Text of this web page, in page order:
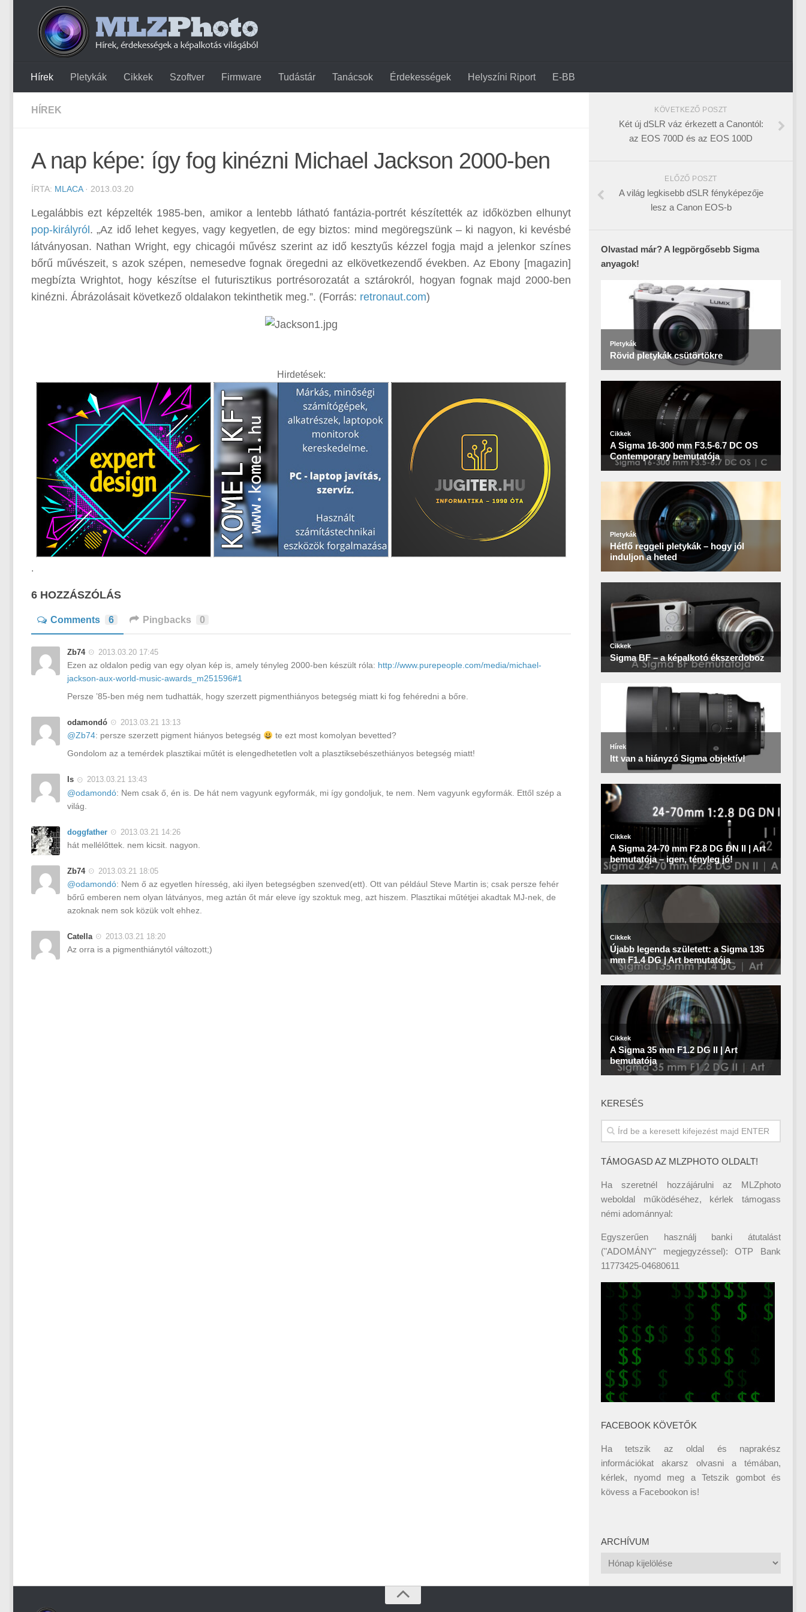
Hírek Pletykák Cikkek Szoftver Firmware Tudástár Tanácsok Érdekességek Helyszíni Riport E-BB
HÍREK
A nap képe: így fog kinézni Michael Jackson 2000-ben
ÍRTA: MLACA· 2013.03.20
Legalábbis ezt képzelték 1985-ben, amikor a lentebb látható fantázia-portrét készítették az időközben elhunyt
pop-királyról . „Az idő lehet kegyes, vagy kegyetlen, de egy biztos: mind megöregszünk – ki nagyon, ki kevésbé
látványosan. Nathan Wright, egy chicagói művész szerint az idő kesztyűs kézzel fogja majd a jelenkor színes
bőrű művészeit, s azok szépen, nemesedve fognak öregedni az elkövetkezendő években. Az Ebony [magazin]
megbízta Wrightot, hogy készítse el futurisztikus portrésorozatát a sztárokról, hogyan fognak majd 2000-ben
kinézni. Ábrázolásait következő oldalakon tekinthetik meg.”. (Forrás: retronaut.com)
Hirdetések:
.
6 HOZZÁSZÓLÁS
Comments 6 Pingbacks 0
Zb74 2013.03.20 17:45
Ezen az oldalon pedig van egy olyan kép is, amely tényleg 2000-ben készült róla: http://www.purepeople.com/media/michael-
jackson-aux-world-music-awards_m251596#1
Persze ’85-ben még nem tudhatták, hogy szerzett pigmenthiányos betegség miatt ki fog fehéredni a bőre.
odamondó 2013.03.21 13:13
@Zb74: persze szerzett pigment hiányos betegség
te ezt most komolyan bevetted?
Gondolom az a temérdek plasztikai műtét is elengedhetetlen volt a plasztiksebészethiányos betegség miatt!
Is 2013.03.21 13:43
@odamondó: Nem csak ő, én is. De hát nem vagyunk egyformák, mi így gondoljuk, te nem. Nem vagyunk egyformák. Ettől szép a
világ.
doggfather 2013.03.21 14:26
hát mellélőttek. nem kicsit. nagyon.
Zb74 2013.03.21 18:05
@odamondó: Nem ő az egyetlen híresség, aki ilyen betegségben szenved(ett). Ott van például Steve Martin is; csak persze fehér
bőrű emberen nem olyan látványos, meg aztán őt már eleve így szoktuk meg, azt hiszem. Plasztikai műtétjei akadtak MJ-nek, de
azoknak nem sok közük volt ehhez.
Catella 2013.03.21 18:20
Az orra is a pigmenthiánytól változott;)
KÖVETKEZŐ POSZT
Két új dSLR váz érkezett a Canontól:
az EOS 700D és az EOS 100D
ELŐZŐ POSZT
A világ legkisebb dSLR fényképezője
lesz a Canon EOS-b
Olvastad már? A legpörgősebb Sigma
anyagok!
KERESÉS
TÁMOGASD AZ MLZPHOTO OLDALT!
Ha szeretnél hozzájárulni az MLZphoto
weboldal működéséhez, kérlek támogass
némi adománnyal:
Egyszerűen használj banki átutalást
("ADOMÁNY" megjegyzéssel): OTP Bank
11773425-04680611
FACEBOOK KÖVETŐK
Ha tetszik az oldal és naprakész
információkat akarsz olvasni a témában,
kérlek, nyomd meg a Tetszik gombot és
kövess a Facebookon is!
ARCHÍVUM
Archívum